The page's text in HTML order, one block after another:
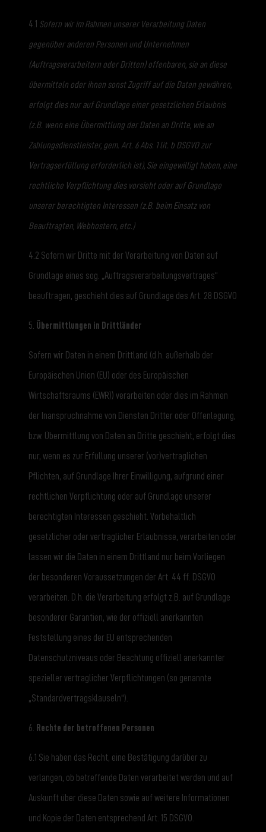
4.1 Sofern wir im Rahmen unserer Verarbeitung Daten
gegenüber anderen Personen und Unternehmen
(Auftragsverarbeitern oder Dritten) offenbaren, sie an diese
übermitteln oder ihnen sonst Zugriff auf die Daten gewähren,
erfolgt dies nur auf Grundlage einer gesetzlichen Erlaubnis
(z.B. wenn eine Übermittlung der Daten an Dritte, wie an
Zahlungsdienstleister, gem. Art. 6 Abs. 1 lit. b DSGVO zur
Vertragserfüllung erforderlich ist), Sie eingewilligt haben, eine
rechtliche Verpflichtung dies vorsieht oder auf Grundlage
unserer berechtigten Interessen (z.B. beim Einsatz von
Beauftragten, Webhostern, etc.)
4.2 Sofern wir Dritte mit der Verarbeitung von Daten auf
Grundlage eines sog. „Auftragsverarbeitungsvertrages“
beauftragen, geschieht dies auf Grundlage des Art. 28 DSGVO
5. Übermittlungen in Drittländer
Sofern wir Daten in einem Drittland (d.h. außerhalb der
Europäischen Union (EU) oder des Europäischen
Wirtschaftsraums (EWR)) verarbeiten oder dies im Rahmen
der Inanspruchnahme von Diensten Dritter oder Offenlegung,
bzw. Übermittlung von Daten an Dritte geschieht, erfolgt dies
nur, wenn es zur Erfüllung unserer (vor)vertraglichen
Pflichten, auf Grundlage Ihrer Einwilligung, aufgrund einer
rechtlichen Verpflichtung oder auf Grundlage unserer
berechtigten Interessen geschieht. Vorbehaltlich
gesetzlicher oder vertraglicher Erlaubnisse, verarbeiten oder
lassen wir die Daten in einem Drittland nur beim Vorliegen
der besonderen Voraussetzungen der Art. 44 ff. DSGVO
verarbeiten. D.h. die Verarbeitung erfolgt z.B. auf Grundlage
besonderer Garantien, wie der offiziell anerkannten
Feststellung eines der EU entsprechenden
Datenschutzniveaus oder Beachtung offiziell anerkannter
spezieller vertraglicher Verpflichtungen (so genannte
„Standardvertragsklauseln“).
6. Rechte der betroffenen Personen
6.1 Sie haben das Recht, eine Bestätigung darüber zu
verlangen, ob betreffende Daten verarbeitet werden und auf
Auskunft über diese Daten sowie auf weitere Informationen
und Kopie der Daten entsprechend Art. 15 DSGVO.